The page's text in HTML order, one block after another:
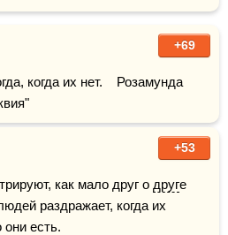
+69
когда их нет.    Розамунда
+53
как мало друг о друге
раздражает, когда их
они есть.